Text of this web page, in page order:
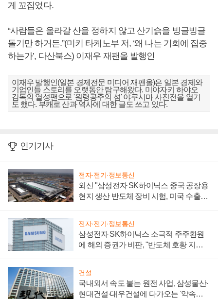
게 꼬집었다.
“사람들은 올라갈 산을 정하지 않고 산기슭을 빙글빙글
돌기만 하거든.”(미키 타케노부 저, ‘왜 나는 기회에 집중
하는가’, 다산북스) 이재우 재팬올 발행인
이재우 발행인(일본 경제전문 미디어 재팬올)은 일본 경제와
기업인들 스토리를 오랫동안 탐구해왔다. 미야자키 하야오
감독의 열성팬으로 '원령공주의 섬' 야쿠시마 사진전을 열기
도 했다. 부캐로 산과 역사에 대한 글도 쓰고 있다.
인기기사
전자·전기·정보통신
외신 "삼성전자 SK하이닉스 중국 공장용
현지 생산 반도체 장비 시험, 미국 수출통
전자·전기·정보통신
삼성전자 SK하이닉스 소극적 주주환원
에 해외 증권가 비판, "반도체 호황 지속
건설
국내외서 속도 붙는 원전 사업, 삼성물산·
현대건설·대우건설에 다가오는 '약속의